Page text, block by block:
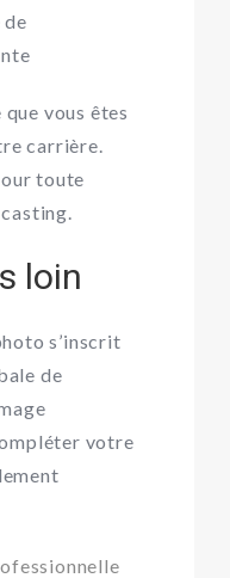
de
vous êtes
carrière.
toute
loin
s’inscrit
de
votre